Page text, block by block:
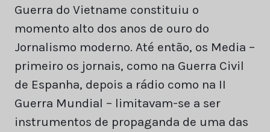
Guerra do Vietname constituiu o
momento alto dos anos de ouro do
Jornalismo moderno. Até então, os Media –
primeiro os jornais, como na Guerra Civil
de Espanha, depois a rádio como na II
Guerra Mundial – limitavam-se a ser
instrumentos de propaganda de uma das